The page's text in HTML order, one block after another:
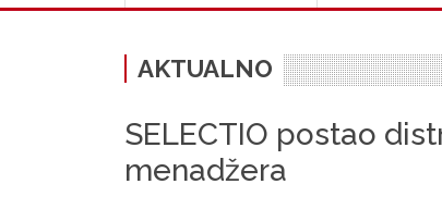
AKTUALNO
SELECTIO postao
menadžera